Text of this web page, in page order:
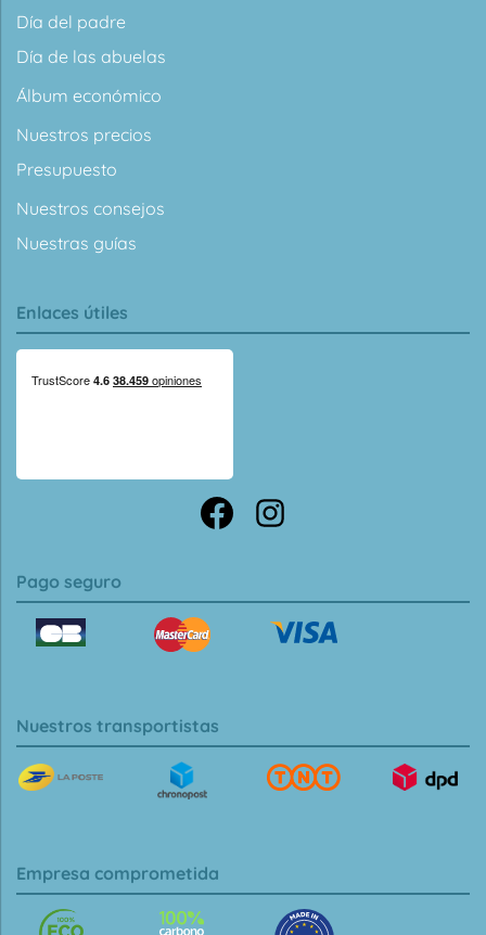
Día del padre
Día de las abuelas
Álbum económico
Nuestros precios
Presupuesto
Nuestros consejos
Nuestras guías
Enlaces útiles
Pago seguro
Nuestros transportistas
Empresa comprometida